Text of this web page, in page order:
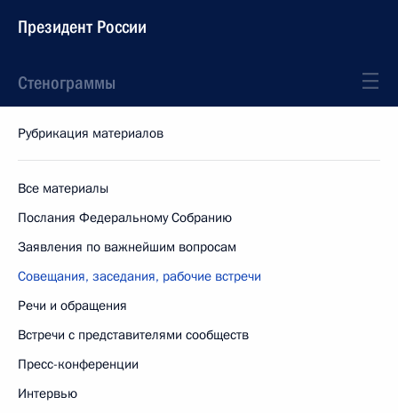
Президент России
Стенограммы
Рубрикация материалов
Все материалы
Послания Федеральному Собранию
Заявления по важнейшим вопросам
Совещания, заседания, рабочие встречи
Речи и обращения
Встречи с представителями сообществ
Пресс-конференции
Интервью